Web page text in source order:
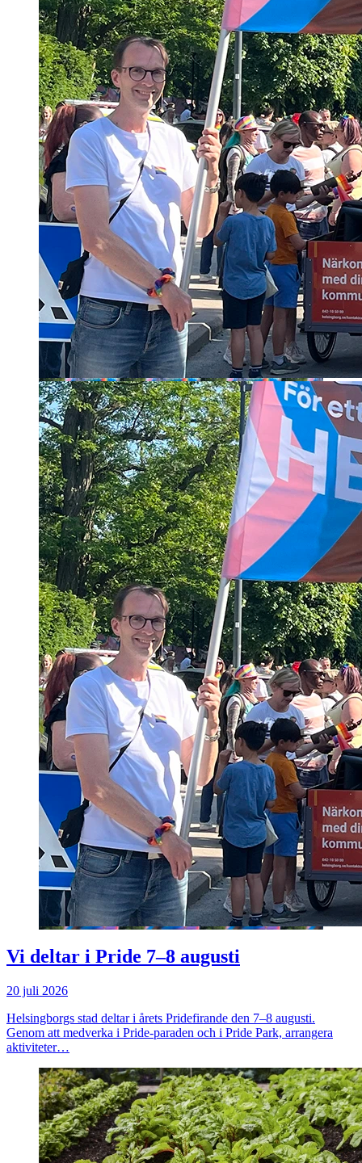
Vi deltar i Pride 7–8 augusti
20 juli 2026
Helsingborgs stad deltar i årets Pridefirande den 7–8 augusti.
Genom att medverka i Pride-paraden och i Pride Park, arrangera
aktiviteter…